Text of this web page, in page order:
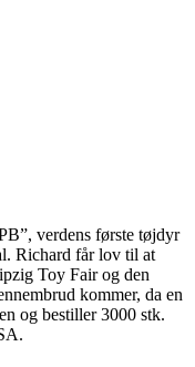
verdens første tøjdyr
Richard får lov til at
Toy Fair og den
kommer, da en
og bestiller 3000 stk.